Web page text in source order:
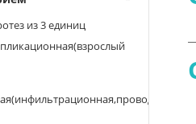
из 3 единиц